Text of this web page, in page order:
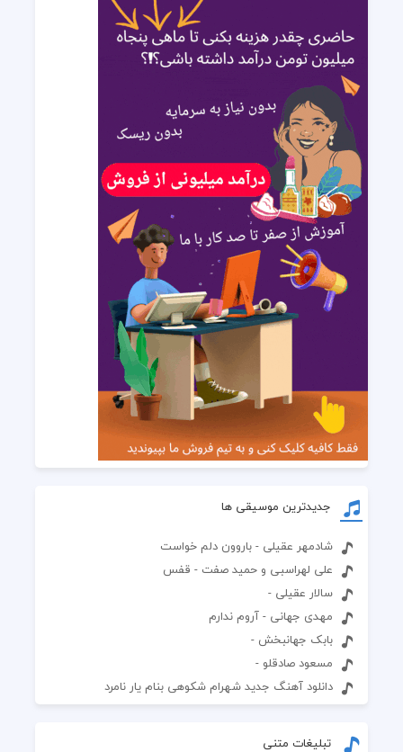
جدیدترین موسیقی ها
شادمهر عقیلی - باروون دلم خواست
علی لهراسبی و حمید صفت - قفس
سالار عقیلی -
مهدی جهانی - آروم ندارم
بابک جهانبخش -
مسعود صادقلو -
دانلود آهنگ جدید شهرام شکوهی بنام یار نامرد
تبلیغات متنی